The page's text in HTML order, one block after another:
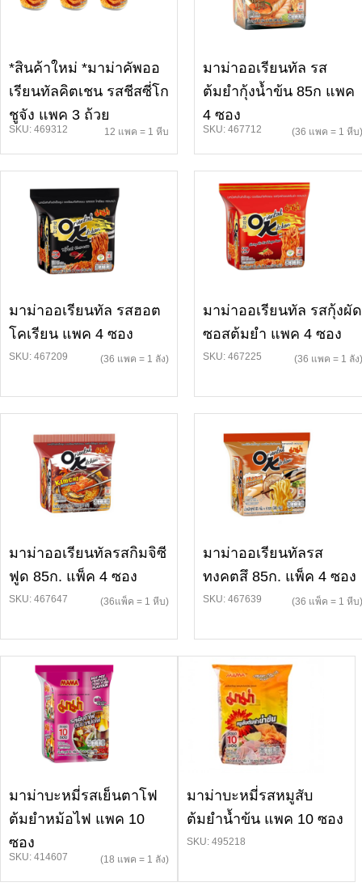
*สินค้าใหม่ *มาม่าคัพออ
เรียนทัลคิตเชน รสชีสซี่โก
ชูจัง แพค 3 ถ้วย
SKU: 469312 12 แพค = 1 หีบ
มาม่าออเรียนทัล รส
ต้มยำกุ้งน้ำข้น 85ก แพค
4 ซอง
SKU: 467712 (36 แพค = 1 หีบ)
มาม่าออเรียนทัล รสฮอต
โคเรียน แพค 4 ซอง
SKU: 467209 (36 แพค = 1 ลัง)
มาม่าออเรียนทัล รสกุ้งผัด
ซอสต้มยำ แพค 4 ซอง
SKU: 467225 (36 แพค = 1 ลัง)
มาม่าออเรียนทัลรสกิมจิซี
ฟูด 85ก. แพ็ค 4 ซอง
SKU: 467647 (36แพ็ค = 1 หีบ)
มาม่าออเรียนทัลรส
ทงคตสึ 85ก. แพ็ค 4 ซอง
SKU: 467639 (36 แพ็ค = 1 หีบ)
มาม่าบะหมี่รสเย็นตาโฟ
ต้มยำหม้อไฟ แพค 10
ซอง
SKU: 414607 (18 แพค = 1 ลัง)
มาม่าบะหมี่รสหมูสับ
ต้มยำน้ำข้น แพค 10 ซอง
SKU: 495218